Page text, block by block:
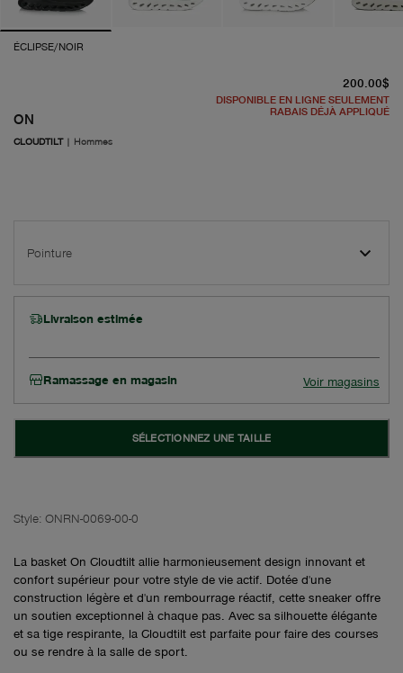
ÉCLIPSE/NOIR
ON
CLOUDTILT| Hommes
200.00$
DISPONIBLE EN LIGNE SEULEMENT
RABAIS DÉJÀ APPLIQUÉ
Pointure
Livraison estimée
Ramassage en magasin Voir magasins
SÉLECTIONNEZ UNE TAILLE
Style: ONRN-0069-00-0
La basket On Cloudtilt allie harmonieusement design innovant et
confort supérieur pour votre style de vie actif. Dotée d'une
construction légère et d'un rembourrage réactif, cette sneaker offre
un soutien exceptionnel à chaque pas. Avec sa silhouette élégante
et sa tige respirante, la Cloudtilt est parfaite pour faire des courses
ou se rendre à la salle de sport.